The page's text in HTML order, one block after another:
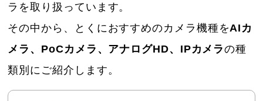
ラを取り扱っています。
その中から、とくにおすすめのカメラ機種をAIカ
メラ、PoCカメラ、アナログHD、IPカメラの種
類別にご紹介します。